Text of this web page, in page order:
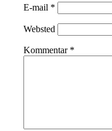
E-mail *
Websted
Kommentar *